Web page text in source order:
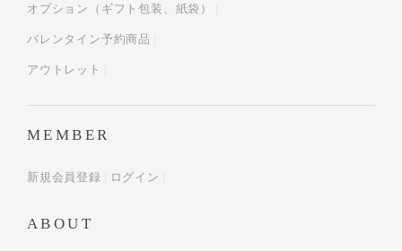
オプション（ギフト包装、紙袋）
バレンタイン予約商品
アウトレット
MEMBER
新規会員登録 ログイン
ABOUT